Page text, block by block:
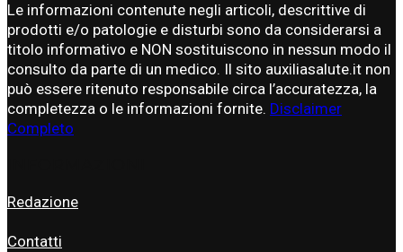
Le informazioni contenute negli articoli, descrittive di
prodotti e/o patologie e disturbi sono da considerarsi a
titolo informativo e NON sostituiscono in nessun modo il
consulto da parte di un medico. Il sito auxiliasalute.it non
può essere ritenuto responsabile circa l’accuratezza, la
completezza o le informazioni fornite. Disclaimer
Completo
Redazione
Contatti